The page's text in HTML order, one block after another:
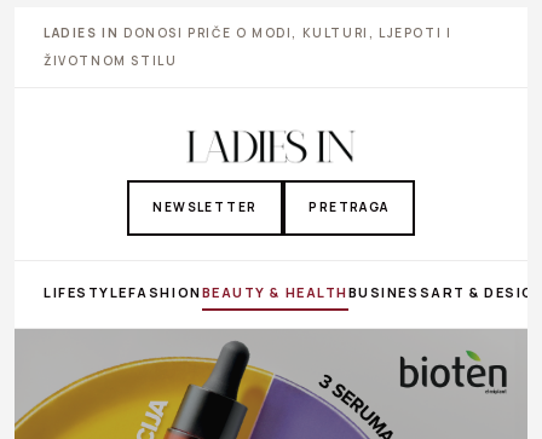
LADIES IN DONOSI PRIČE O MODI, KULTURI, LJEPOTI I
ŽIVOTNOM STILU
NEWSLETTER PRETRAGA
LIFESTYLEFASHIONBEAUTY & HEALTHBUSINESS ART &